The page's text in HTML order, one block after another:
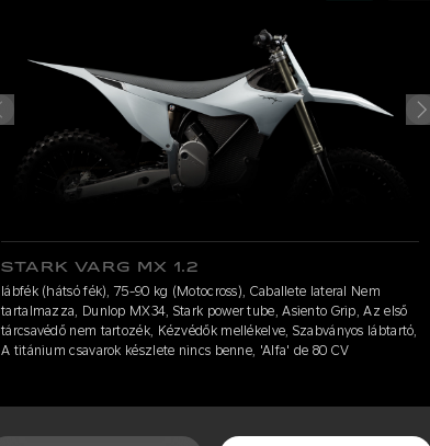
STARK VARG MX 1.2
lábfék (hátsó fék), 75-90 kg (Motocross), Caballete lateral Nem
tartalmazza, Dunlop MX34, Stark power tube, Asiento Grip, Az első
tárcsavédő nem tartozék, Kézvédők mellékelve, Szabványos lábtartó,
A titánium csavarok készlete nincs benne, 'Alfa' de 80 CV